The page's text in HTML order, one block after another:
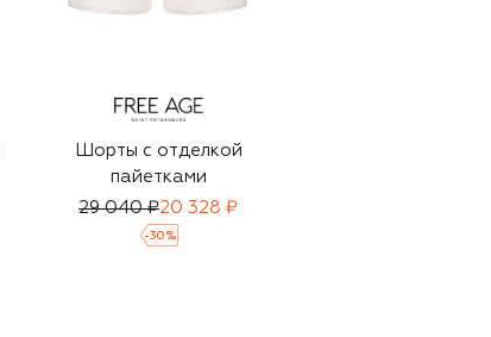
Шорты с отделкой
пайетками
29 040 ₽20 328 ₽
-30 %